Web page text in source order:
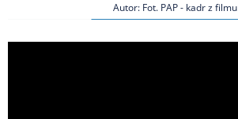
Autor: Fot. PAP - kadr z filmu